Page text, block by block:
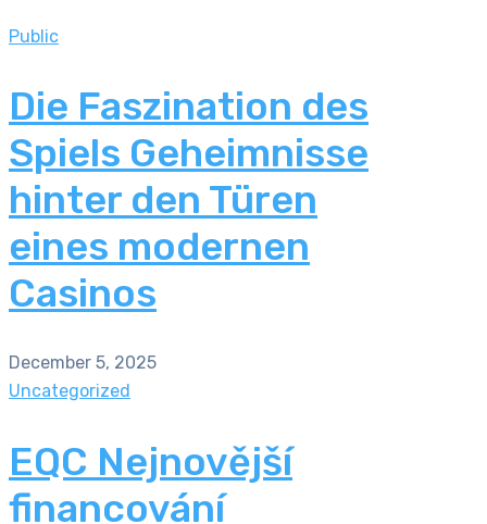
Public
Die Faszination des
Spiels Geheimnisse
hinter den Türen
eines modernen
Casinos
December 5, 2025
Uncategorized
EQC Nejnovější
financování